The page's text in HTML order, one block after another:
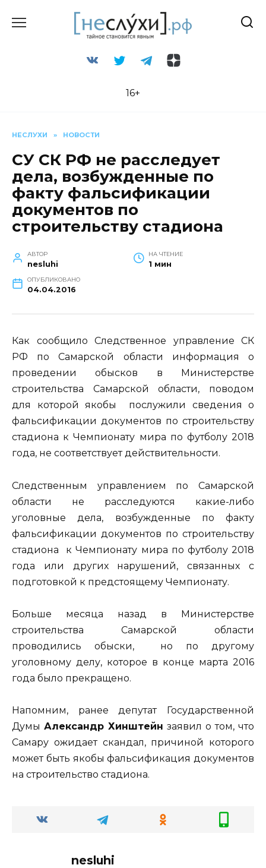
16+
НЕСЛУХИ » НОВОСТИ
СУ СК РФ не расследует
дела, возбужденные по
факту фальсификации
документов по
строительству стадиона
АВТОР
nesluhi
НА ЧТЕНИЕ
1 мин
ОПУБЛИКОВАНО
04.04.2016
Как сообщило Следственное управление СК
РФ по Самарской области информация о
проведении обысков в Министерстве
строительства Самарской области, поводом
для которой якобы послужили сведения о
фальсификации документов по строительству
стадиона к Чемпионату мира по футболу 2018
года, не соответствует действительности.
Следственным управлением по Самарской
области не расследуются какие-либо
уголовные дела, возбужденные по факту
фальсификации документов по строительству
стадиона к Чемпионату мира по футболу 2018
года или других нарушений, связанных с
подготовкой к предстоящему Чемпионату.
Больше месяца назад в Министерстве
строительства Самарской области
проводились обыски, но по другому
уголовному делу, которое в конце марта 2016
года было прекращено.
Напомним, ранее депутат Государственной
Думы Александр Хинштейн заявил о том, что
Самару ожидает скандал, причиной которого
может быть якобы фальсификация документов
на строительство стадиона.
nesluhi